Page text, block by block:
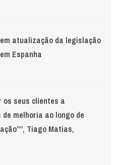
atualização da legislação
Espanha
os seus clientes a
melhoria ao longo de
Tiago Matias,